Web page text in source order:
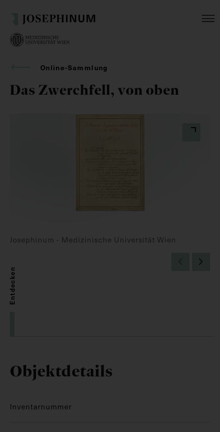
Online-Sammlung
Das Zwerchfell, von oben
Josephinum - Medizinische Universität Wien
Entdecken
Objektdetails
Inventarnummer